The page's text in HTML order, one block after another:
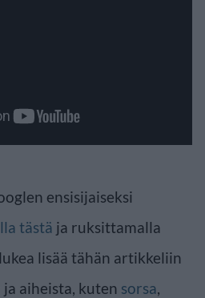
ensisijaiseksi
tästä ja ruksittamalla
lisää tähän artikkeliin
aiheista, kuten sorsa,